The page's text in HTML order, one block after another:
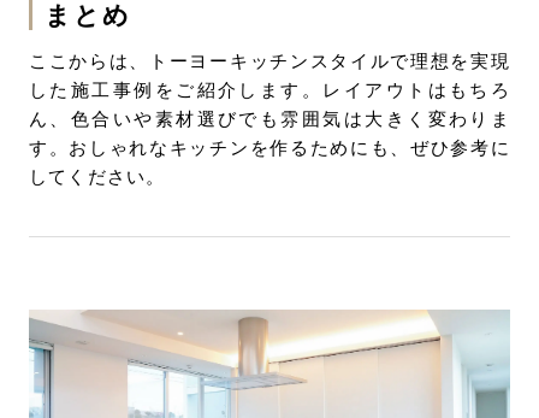
まとめ
ここからは、トーヨーキッチンスタイルで理想を実現
した施工事例をご紹介します。レイアウトはもちろ
ん、色合いや素材選びでも雰囲気は大きく変わりま
す。おしゃれなキッチンを作るためにも、ぜひ参考に
してください。